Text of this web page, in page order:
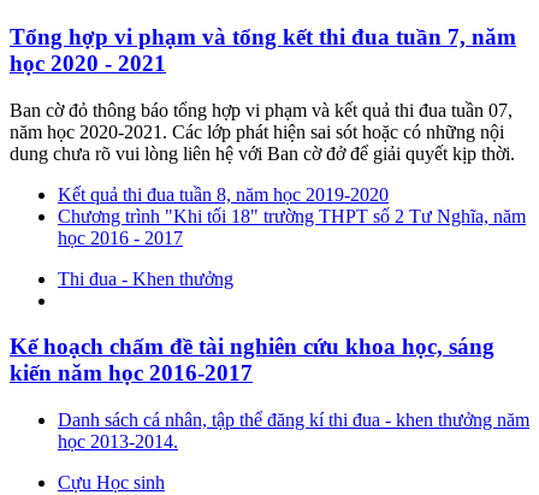
Tổng hợp vi phạm và tổng kết thi đua tuần 7, năm
học 2020 - 2021
Ban cờ đỏ thông báo tổng hợp vi phạm và kết quả thi đua tuần 07,
năm học 2020-2021. Các lớp phát hiện sai sót hoặc có những nội
dung chưa rõ vui lòng liên hệ với Ban cờ đở để giải quyết kịp thời.
Kết quả thi đua tuần 8, năm học 2019-2020
Chương trình "Khi tối 18" trường THPT số 2 Tư Nghĩa, năm
học 2016 - 2017
Thi đua - Khen thưởng
Kế hoạch chấm đề tài nghiên cứu khoa học, sáng
kiến năm học 2016-2017
Danh sách cá nhân, tập thể đăng kí thi đua - khen thưởng năm
học 2013-2014.
Cựu Học sinh